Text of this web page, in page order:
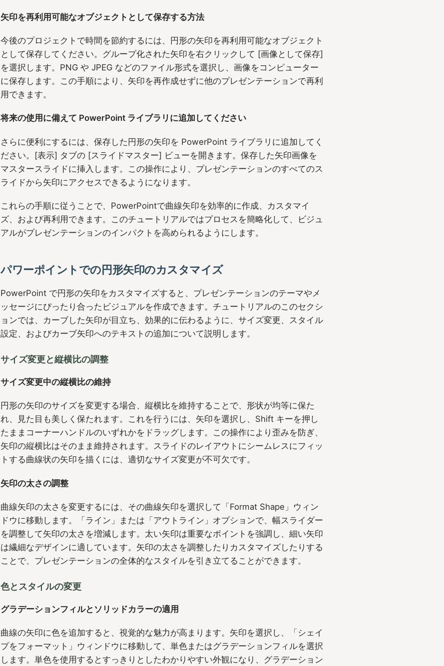
矢印を再利用可能なオブジェクトとして保存する方法
今後のプロジェクトで時間を節約するには、円形の矢印を再利用可能なオブジェクト
として保存してください。グループ化された矢印を右クリックして [画像として保存]
を選択します。PNG や JPEG などのファイル形式を選択し、画像をコンピューター
に保存します。この手順により、矢印を再作成せずに他のプレゼンテーションで再利
用できます。
将来の使用に備えて PowerPoint ライブラリに追加してください
さらに便利にするには、保存した円形の矢印を PowerPoint ライブラリに追加してく
ださい。[表示] タブの [スライドマスター] ビューを開きます。保存した矢印画像を
マスタースライドに挿入します。この操作により、プレゼンテーションのすべてのス
ライドから矢印にアクセスできるようになります。
これらの手順に従うことで、PowerPointで曲線矢印を効率的に作成、カスタマイ
ズ、および再利用できます。このチュートリアルではプロセスを簡略化して、ビジュ
アルがプレゼンテーションのインパクトを高められるようにします。
パワーポイントでの円形矢印のカスタマイズ
PowerPoint で円形の矢印をカスタマイズすると、プレゼンテーションのテーマやメ
ッセージにぴったり合ったビジュアルを作成できます。チュートリアルのこのセクシ
ョンでは、カーブした矢印が目立ち、効果的に伝わるように、サイズ変更、スタイル
設定、およびカーブ矢印へのテキストの追加について説明します。
サイズ変更と縦横比の調整
サイズ変更中の縦横比の維持
円形の矢印のサイズを変更する場合、縦横比を維持することで、形状が均等に保た
れ、見た目も美しく保たれます。これを行うには、矢印を選択し、Shift キーを押し
たままコーナーハンドルのいずれかをドラッグします。この操作により歪みを防ぎ、
矢印の縦横比はそのまま維持されます。スライドのレイアウトにシームレスにフィッ
トする曲線状の矢印を描くには、適切なサイズ変更が不可欠です。
矢印の太さの調整
曲線矢印の太さを変更するには、その曲線矢印を選択して「Format Shape」ウィン
ドウに移動します。「ライン」または「アウトライン」オプションで、幅スライダー
を調整して矢印の太さを増減します。太い矢印は重要なポイントを強調し、細い矢印
は繊細なデザインに適しています。矢印の太さを調整したりカスタマイズしたりする
ことで、プレゼンテーションの全体的なスタイルを引き立てることができます。
色とスタイルの変更
グラデーションフィルとソリッドカラーの適用
曲線の矢印に色を追加すると、視覚的な魅力が高まります。矢印を選択し、「シェイ
プをフォーマット」ウィンドウに移動して、単色またはグラデーションフィルを選択
します。単色を使用するとすっきりとしたわかりやすい外観になり、グラデーション